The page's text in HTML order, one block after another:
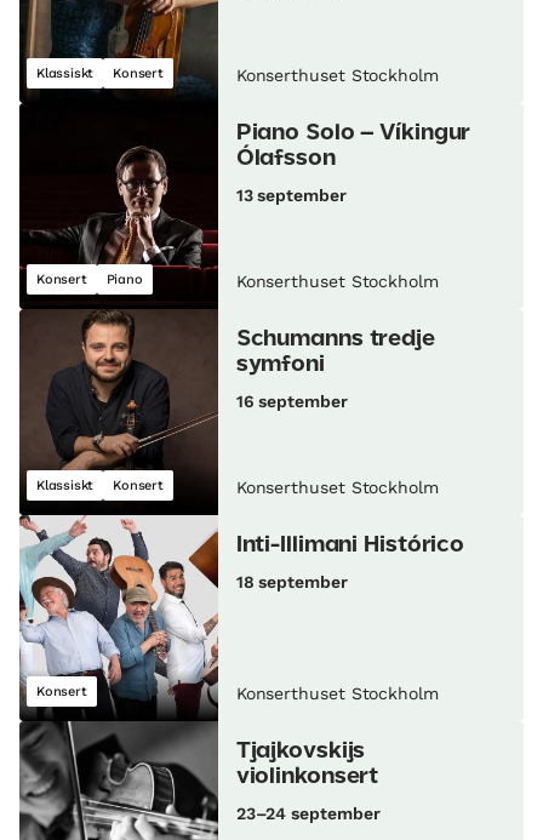
Klassiskt Konsert Konserthuset Stockholm
Konsert Piano
Piano Solo – Víkingur
Ólafsson
13 september
Konserthuset Stockholm
Klassiskt Konsert
Schumanns tredje
symfoni
16 september
Konserthuset Stockholm
Konsert
Inti-Illimani Histórico
18 september
Konserthuset Stockholm
Tjajkovskijs
violinkonsert
23–24 september